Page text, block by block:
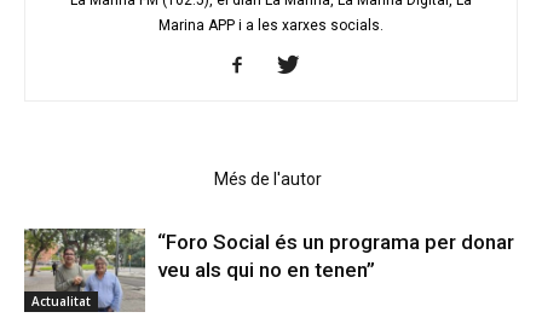
Marina APP i a les xarxes socials.
Més de l'autor
Actualitat
“Foro Social és un programa per donar
veu als qui no en tenen”